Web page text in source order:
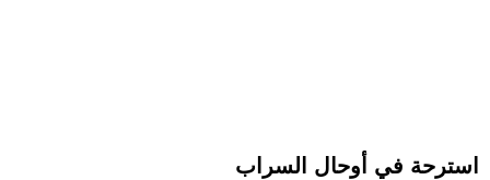
استرحة في أوحال السراب